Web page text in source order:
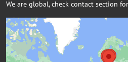
We are global, check contact section
Externí obsah je
soukromí